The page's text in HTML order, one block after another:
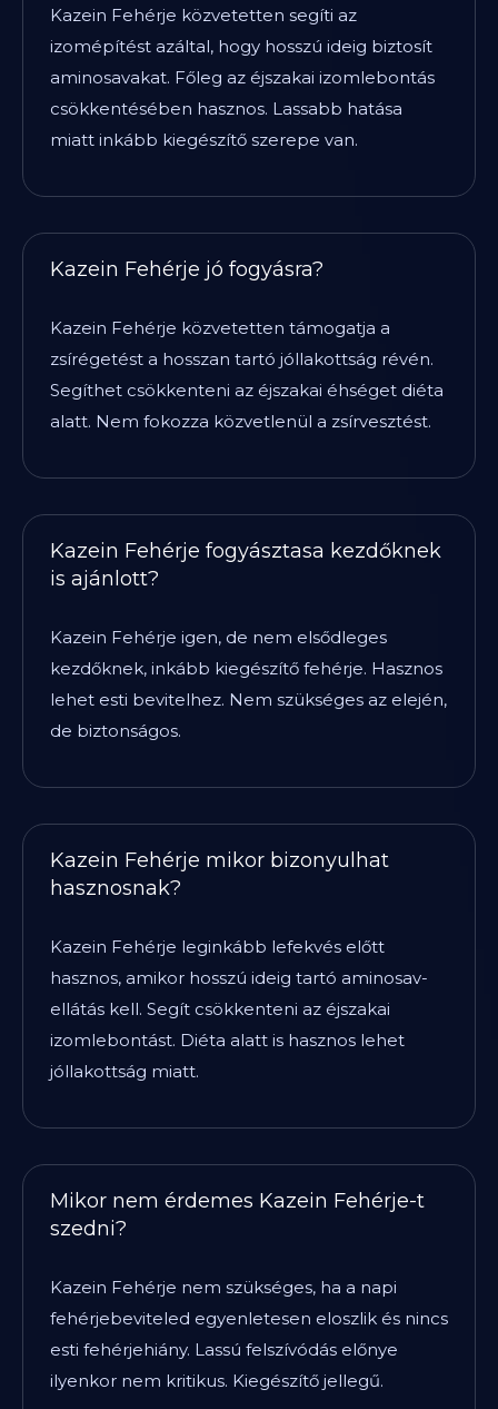
Kazein Fehérje közvetetten segíti az
izomépítést azáltal, hogy hosszú ideig biztosít
aminosavakat. Főleg az éjszakai izomlebontás
csökkentésében hasznos. Lassabb hatása
miatt inkább kiegészítő szerepe van.
Kazein Fehérje jó fogyásra?
Kazein Fehérje közvetetten támogatja a
zsírégetést a hosszan tartó jóllakottság révén.
Segíthet csökkenteni az éjszakai éhséget diéta
alatt. Nem fokozza közvetlenül a zsírvesztést.
Kazein Fehérje fogyásztasa kezdőknek
is ajánlott?
Kazein Fehérje igen, de nem elsődleges
kezdőknek, inkább kiegészítő fehérje. Hasznos
lehet esti bevitelhez. Nem szükséges az elején,
de biztonságos.
Kazein Fehérje mikor bizonyulhat
hasznosnak?
Kazein Fehérje leginkább lefekvés előtt
hasznos, amikor hosszú ideig tartó aminosav-
ellátás kell. Segít csökkenteni az éjszakai
izomlebontást. Diéta alatt is hasznos lehet
jóllakottság miatt.
Mikor nem érdemes Kazein Fehérje-t
szedni?
Kazein Fehérje nem szükséges, ha a napi
fehérjebeviteled egyenletesen eloszlik és nincs
esti fehérjehiány. Lassú felszívódás előnye
ilyenkor nem kritikus. Kiegészítő jellegű.